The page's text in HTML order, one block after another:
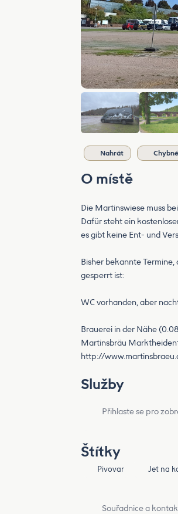
Nahrát
O místě
Die Martinswiese muss
Dafür steht ein
es gibt keine Ent- und
Bisher bekannte
gesperrt ist:
WC vorhanden, aber
Brauerei in der Nähe
Martinsbräu
http://
Služby
Přihlaste se pro
Štítky
Pivovar Jet na
Souřadnice a